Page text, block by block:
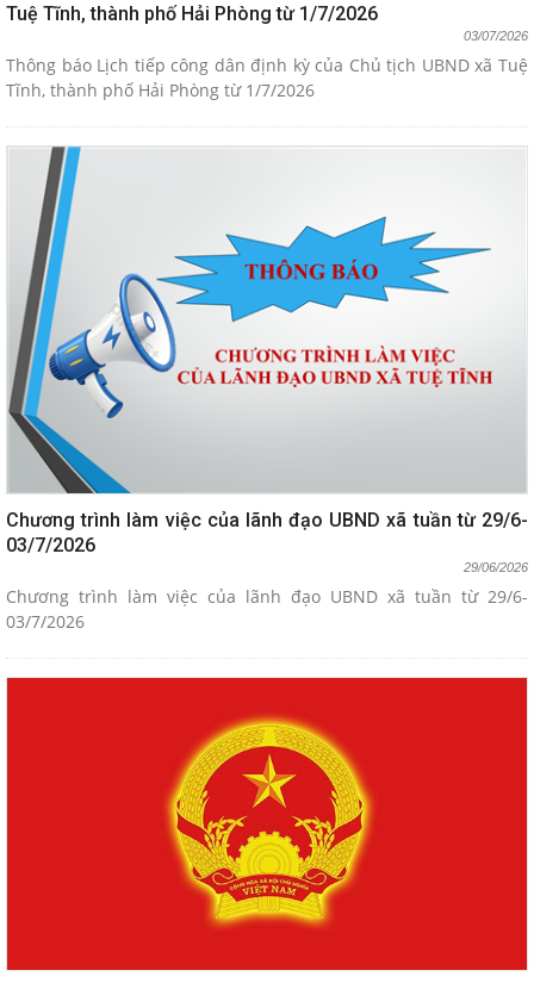
Tuệ Tĩnh, thành phố Hải Phòng từ 1/7/2026
03/07/2026
Thông báo Lịch tiếp công dân định kỳ của Chủ tịch UBND xã Tuệ
Tĩnh, thành phố Hải Phòng từ 1/7/2026
Chương trình làm việc của lãnh đạo UBND xã tuần từ 29/6-
03/7/2026
29/06/2026
Chương trình làm việc của lãnh đạo UBND xã tuần từ 29/6-
03/7/2026